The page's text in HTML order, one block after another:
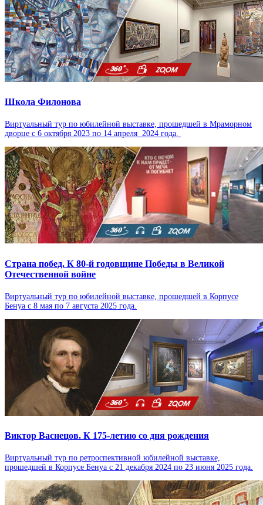
Школа Филонова
Виртуальный тур по юбилейной выставке, прошедшей в Мраморном
дворце с 6 октября 2023 по 14 апреля 2024 года.
Страна побед. К 80-й годовщине Победы в Великой
Отечественной войне
Виртуальный тур по юбилейной выставке, прошедшей в Корпусе
Бенуа с 8 мая по 7 августа 2025 года.
Виктор Васнецов. К 175-летию со дня рождения
Виртуальный тур по ретроспективной юбилейной выставке,
прошедшей в Корпусе Бенуа с 21 декабря 2024 по 23 июня 2025 года.